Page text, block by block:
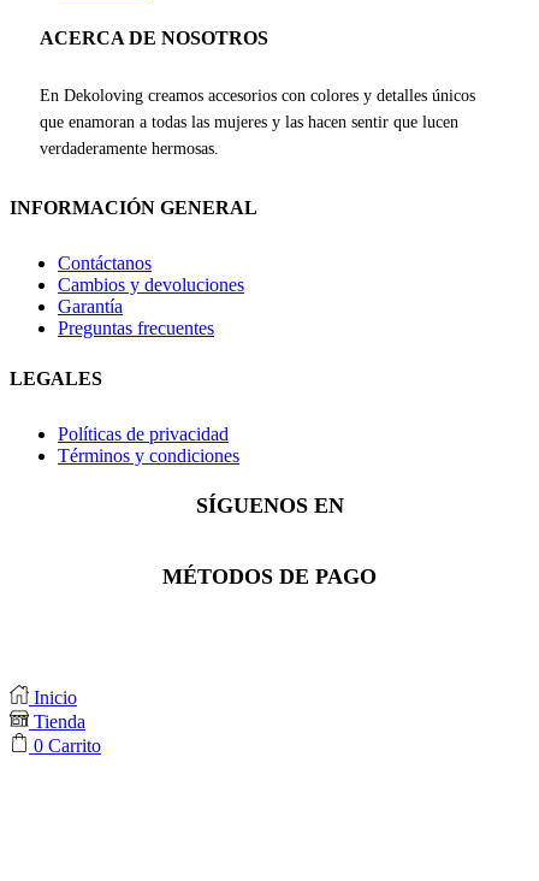
ACERCA DE NOSOTROS
En Dekoloving creamos accesorios con colores y detalles únicos
que enamoran a todas las mujeres y las hacen sentir que lucen
verdaderamente hermosas.
INFORMACIÓN GENERAL
Contáctanos
Cambios y devoluciones
Garantía
Preguntas frecuentes
LEGALES
Políticas de privacidad
Términos y condiciones
SÍGUENOS EN
Facebook
Instagram
Whatsapp
MÉTODOS DE PAGO
Inicio
Tienda
0 Carrito